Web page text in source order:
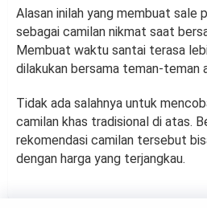
Alasan inilah yang membuat sale
sebagai camilan nikmat saat
Membuat waktu santai terasa
dilakukan bersama teman-teman
Tidak ada salahnya untuk
camilan khas tradisional di atas.
rekomendasi camilan tersebut
dengan harga yang terjangkau.